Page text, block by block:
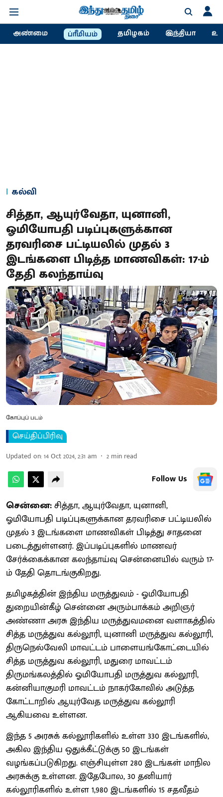
அண்மை ப்ரீமியம் தமிழகம் இந்தியா
கல்வி
சித்தா, ஆயுர்வேதா, யுனானி,
ஓமியோபதி படிப்புகளுக்கான
தரவரிசை பட்டியலில் முதல் 3
இடங்களை பிடித்த மாணவிகள்: 17-ம்
தேதி கலந்தாய்வு
கோப்புப் படம்
செய்திப்பிரிவு
Updated on:14 Oct 2024, 2:31 am 2 min read
Follow Us
சென்னை:சித்தா, ஆயுர்வேதா, யுனானி,
ஓமியோபதி படிப்புகளுக்கான தரவரிசை பட்டியலில்
முதல் 3 இடங்களை மாணவிகள் பிடித்து சாதனை
படைத்துள்ளனர். இப்படிப்புகளில் மாணவர்
சேர்க்கைக்கான கலந்தாய்வு சென்னையில் வரும் 17-
ம் தேதி தொடங்குகிறது.
தமிழகத்தின் இந்திய மருத்துவம் - ஓமியோபதி
துறையின்கீழ் சென்னை அரும்பாக்கம் அறிஞர்
அண்ணா அரசு இந்திய மருத்துவமனை வளாகத்தில்
சித்த மருத்துவ கல்லூரி, யுனானி மருத்துவ கல்லூரி,
திருநெல்வேலி மாவட்டம் பாளையங்கோட்டையில்
சித்த மருத்துவ கல்லூரி, மதுரை மாவட்டம்
திருமங்கலத்தில் ஓமியோபதி மருத்துவ கல்லூரி,
கன்னியாகுமரி மாவட்டம் நாகர்கோவில் அடுத்த
கோட்டாறில் ஆயுர்வேத மருத்துவ கல்லூரி
ஆகியவை உள்ளன.
இந்த 5 அரசுக் கல்லூரிகளில் உள்ள 330 இடங்களில்,
அகில இந்திய ஒதுக்கீட்டுக்கு 50 இடங்கள்
வழங்கப்படுகிறது. எஞ்சியுள்ள 280 இடங்கள் மாநில
அரசுக்கு உள்ளன. இதேபோல, 30 தனியார்
கல்லூரிகளில் உள்ள 1,980 இடங்களில் 15 சதவீதம்